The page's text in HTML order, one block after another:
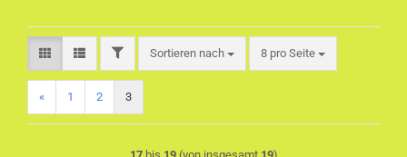
FILTERSortieren nach
Sortieren nach 8 pro Seite
pro Seite
« 1 2 3